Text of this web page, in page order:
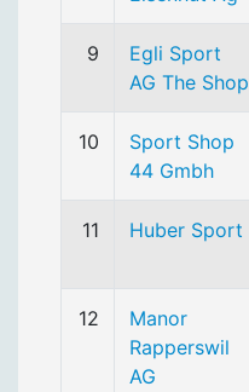
9
Egli Sport
AG The Shop
10
Sport Shop
44 Gmbh
11 Huber Sport
12
Manor
Rapperswil
AG